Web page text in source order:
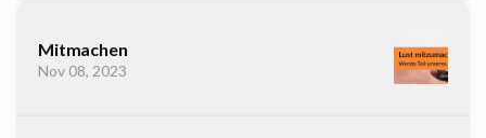
Mitmachen
Nov 08, 2023